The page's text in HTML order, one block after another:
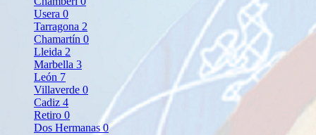
Usera 0
Tarragona 2
Chamartín 0
Lleida 2
Marbella 3
León 7
Villaverde 0
Cadiz 4
Retiro 0
Dos Hermanas0